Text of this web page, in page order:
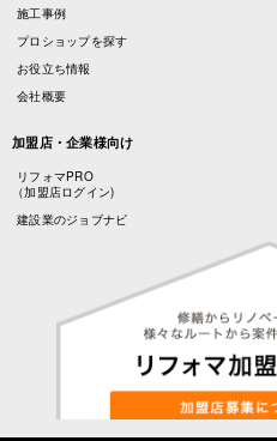
施工事例
プロショップを探す
お役立ち情報
会社概要
加盟店・企業様向け
リフォマPRO
（加盟店ログイン)
建設業のジョブナビ